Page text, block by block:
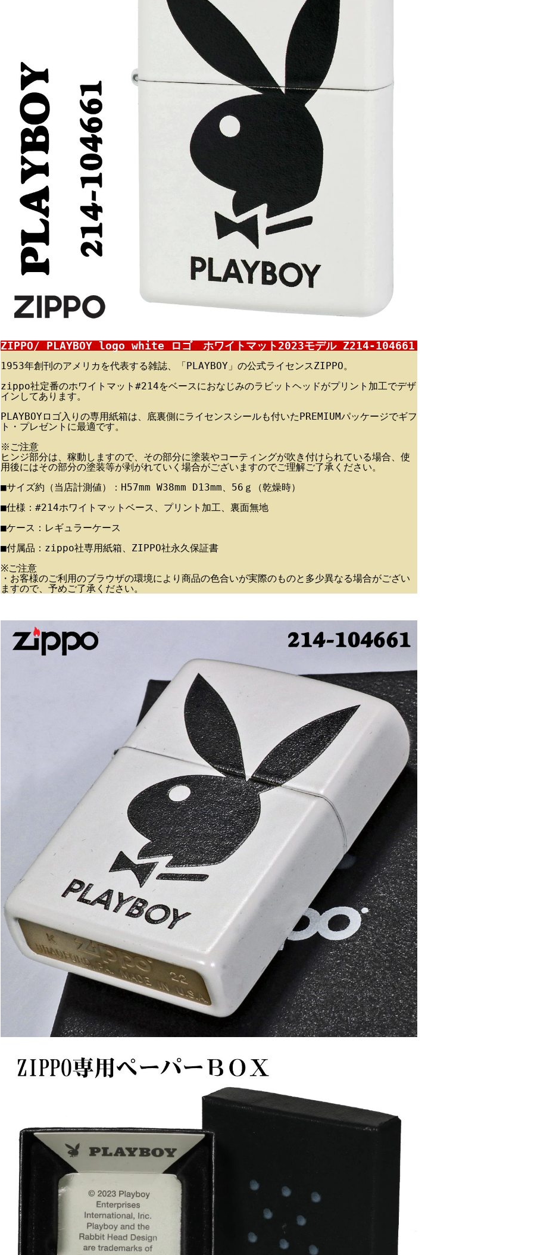
ZIPPO/ PLAYBOY logo white ロゴ ホワイトマット2023モデル Z214-104661
1953年創刊のアメリカを代表する雑誌、「PLAYBOY」の公式ライセンスZIPPO。
zippo社定番のホワイトマット#214をベースにおなじみのラビットヘッドがプリント加工でデザ
インしてあります。
PLAYBOYロゴ入りの専用紙箱は、底裏側にライセンスシールも付いたPREMIUMパッケージでギフ
ト・プレゼントに最適です。
※ご注意
ヒンジ部分は、稼動しますので、その部分に塗装やコーティングが吹き付けられている場合、使
用後にはその部分の塗装等が剥がれていく場合がございますのでご理解ご了承ください。
■サイズ約（当店計測値）：H57mm W38mm D13mm、56ｇ（乾燥時）
■仕様：#214ホワイトマットベース、プリント加工、裏面無地
■ケース：レギュラーケース
■付属品：zippo社専用紙箱、ZIPPO社永久保証書
※ご注意
・お客様のご利用のブラウザの環境により商品の色合いが実際のものと多少異なる場合がござい
ますので、予めご了承ください。